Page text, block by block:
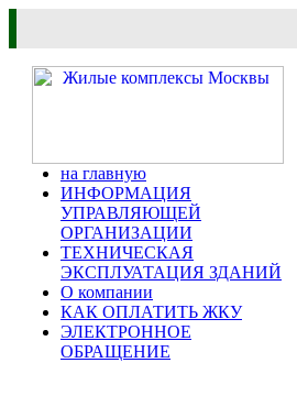
на главную
ИНФОРМАЦИЯ
УПРАВЛЯЮЩЕЙ
ОРГАНИЗАЦИИ
ТЕХНИЧЕСКАЯ
ЭКСПЛУАТАЦИЯ ЗДАНИЙ
О компании
КАК ОПЛАТИТЬ ЖКУ
ЭЛЕКТРОННОЕ
ОБРАЩЕНИЕ